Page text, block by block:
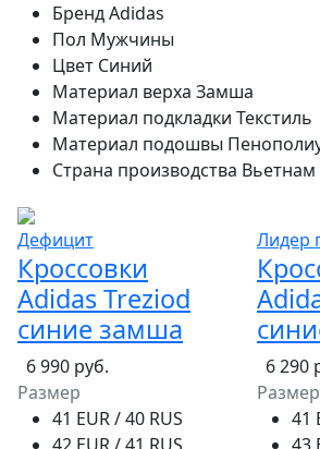
БрендAdidas
Пол Мужчины
Цвет Синий
Материал верха Замша
Материал подкладки Текстиль
Материал подошвы
Страна производства Вьетнам
Дефицит
Кроссовки
Adidas Treziod
синие замша
6 990 руб.
Размер
41 EUR / 40 RUS
Лидер
6 290
Размер
41